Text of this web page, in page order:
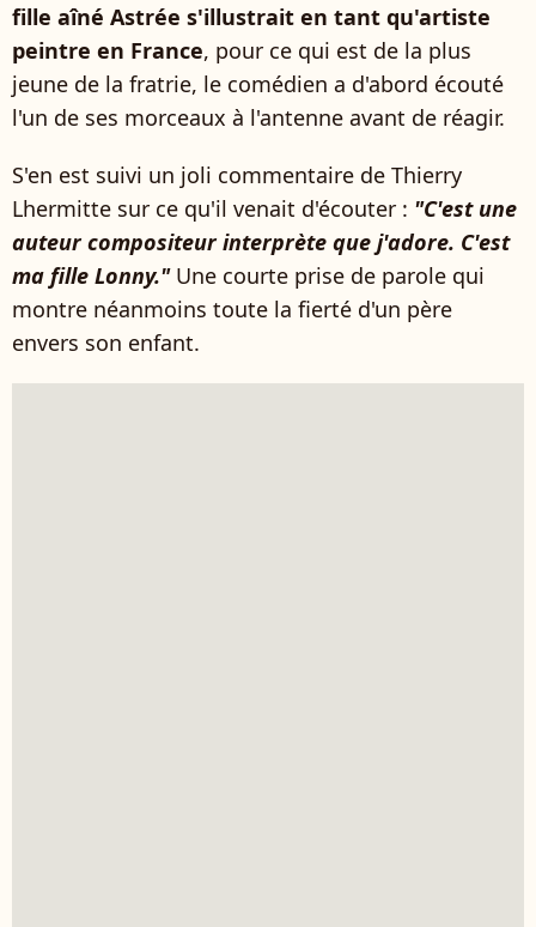
fille aîné Astrée s'illustrait en tant qu'artiste
peintre en France, pour ce qui est de la plus
jeune de la fratrie, le comédien a d'abord écouté
l'un de ses morceaux à l'antenne avant de réagir.
S'en est suivi un joli commentaire de Thierry
Lhermitte sur ce qu'il venait d'écouter : "C'est une
auteur compositeur interprète que j'adore. C'est
ma fille Lonny."Une courte prise de parole qui
montre néanmoins toute la fierté d'un père
envers son enfant.